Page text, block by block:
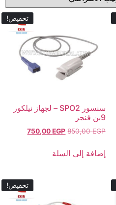
تخفيض!
سنسور SPO2 – لجهاز نيلكور
9بن فنجر
850,00EGP
750,00EGP
إضافة إلى السلة
تخفيض!